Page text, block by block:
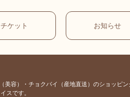
チケット お知らせ
容）・チョクバイ（産地直送）のショッピン
スです。